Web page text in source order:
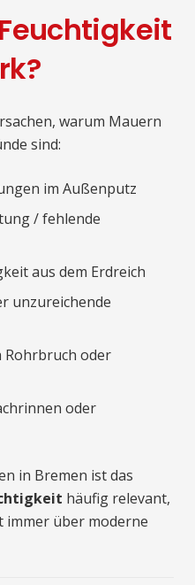
warum Mauern
sind:
im Außenputz
/ fehlende
aus dem Erdreich
unzureichende
Rohrbruch oder
oder
in Bremen ist das
häufig relevant,
immer über moderne